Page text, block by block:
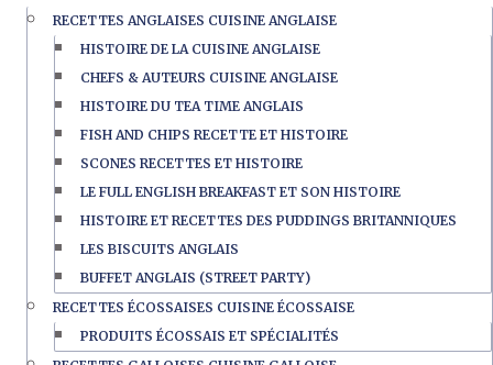
RECETTES ANGLAISES CUISINE ANGLAISE
HISTOIRE DE LA CUISINE ANGLAISE
CHEFS & AUTEURS CUISINE ANGLAISE
HISTOIRE DU TEA TIME ANGLAIS
FISH AND CHIPS RECETTE ET HISTOIRE
SCONES RECETTES ET HISTOIRE
LE FULL ENGLISH BREAKFAST ET SON HISTOIRE
HISTOIRE ET RECETTES DES PUDDINGS BRITANNIQUES
LES BISCUITS ANGLAIS
BUFFET ANGLAIS (STREET PARTY)
RECETTES ÉCOSSAISES CUISINE ÉCOSSAISE
PRODUITS ÉCOSSAIS ET SPÉCIALITÉS